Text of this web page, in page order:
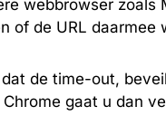
webbrowser zoals
of de URL daarmee
de time-out,
gaat u dan